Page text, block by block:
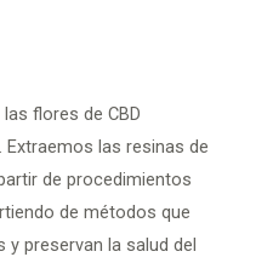
flores de CBD
las resinas de
de procedimientos
de métodos que
y preservan la salud del